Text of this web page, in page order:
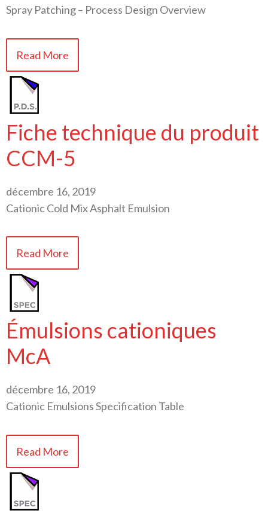
Spray Patching – Process Design Overview
Read More
Fiche technique du produit
CCM-5
décembre 16, 2019
Cationic Cold Mix Asphalt Emulsion
Read More
Émulsions cationiques
McA
décembre 16, 2019
Cationic Emulsions Specification Table
Read More